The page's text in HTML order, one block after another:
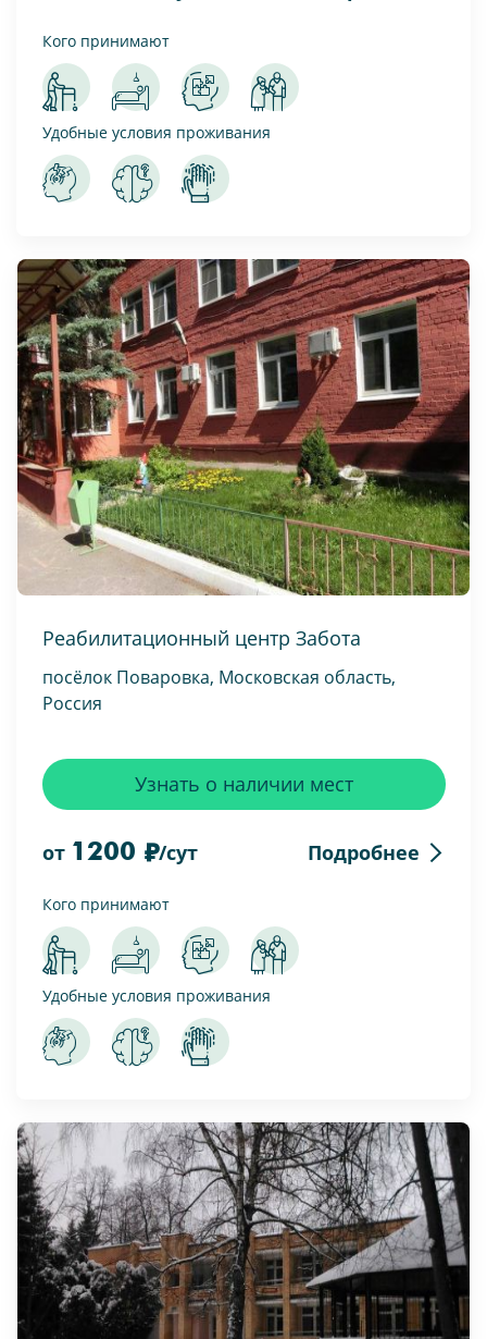
Кого принимают
Удобные условия проживания
Реабилитационный центр Забота
посёлок Поваровка, Московская область,
Россия
от 1200 /сут Подробнее
Узнать о наличии мест
Кого принимают
Удобные условия проживания